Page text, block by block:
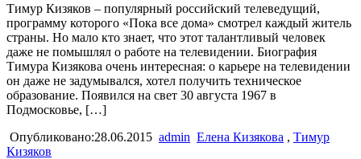
Тимур Кизяков – популярный российский телеведущий,
программу которого «Пока все дома» смотрел каждый житель
страны. Но мало кто знает, что этот талантливый человек
даже не помышлял о работе на телевидении. Биография
Тимура Кизякова очень интересная: о карьере на телевидении
он даже не задумывался, хотел получить техническое
образование. Появился на свет 30 августа 1967 в
Подмосковье, […]
Опубликовано:28.06.2015 admin Елена Кизякова , Тимур
Кизяков